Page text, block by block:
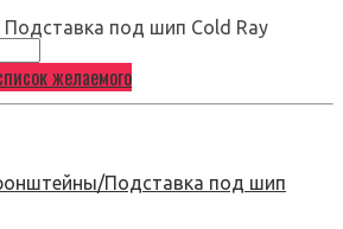
под шип Cold Ray
желаемого
Подставка под шип